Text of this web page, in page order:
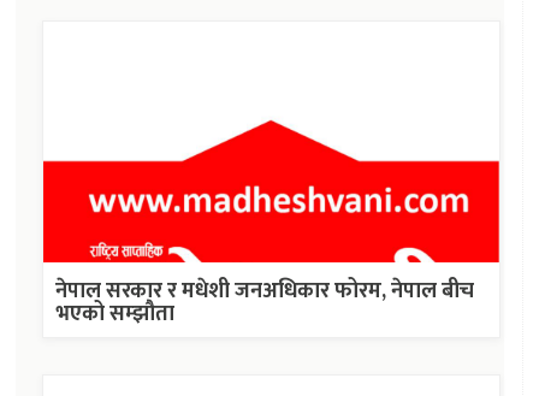
नेपाल सरकार र मधेशी जनअधिकार फोरम, नेपाल बीच
भएको सम्झौता